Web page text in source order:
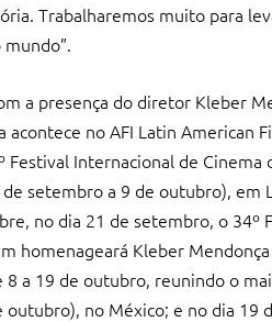
Trabalharemos muito para
a presença do diretor Kleber
no AFI Latin American
Internacional de Cinema
setembro a 9 de outubro), em
no dia 21 de setembro, o 34º
homenageará Kleber
a 19 de outubro, reunindo o
no México; e no dia 19